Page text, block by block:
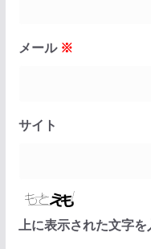
メール ※
サイト
上に表示された文字を